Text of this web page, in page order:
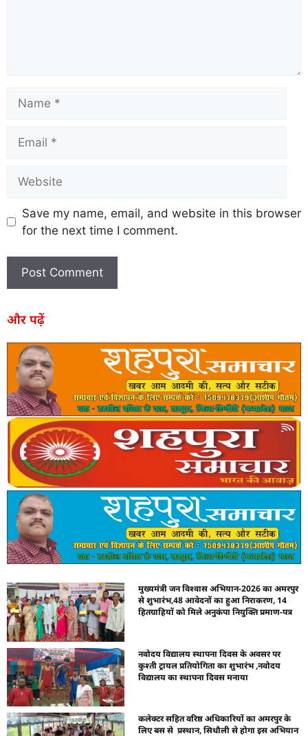
Save my name, email, and website in this browser
for the next time I comment.
और पढ़ें
मुख्यमंत्री जन विश्वास अभियान-2026 का अमरपुर
से शुभारंभ,48 आवेदनों का हुआ निराकरण, 14
हितग्राहियों को मिले अनुकंपा नियुक्ति प्रमाण-पत्र
नवोदय विद्यालय स्थापना दिवस के अवसर पर
कुश्ती ट्रायल प्रतियोगिता का शुभारंभ ,नवोदय
विद्यालय का स्थापना दिवस मनाया
कलेक्टर सहित वरिष्ठ अधिकारियों का अमरपुर के
लिए बस से प्रस्थान, सिधौली से होगा इस अभियान